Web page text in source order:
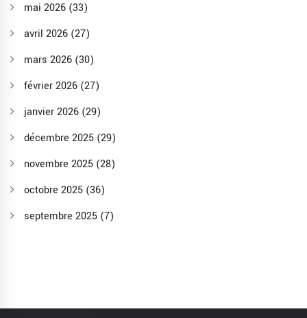
mai 2026 (33)
avril 2026 (27)
mars 2026 (30)
février 2026 (27)
janvier 2026 (29)
décembre 2025 (29)
novembre 2025 (28)
octobre 2025 (36)
septembre 2025 (7)